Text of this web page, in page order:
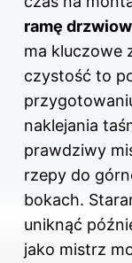
ramę
ma kluczowe
czystość to
naklejania
prawdziwy
rzepy do
bokach.
uniknąć
jako mistrz